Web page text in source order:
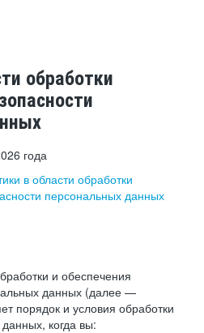
обработки
года
в области обработки
персональных данных
и обеспечения
данных (далее —
порядок и условия обработки
когда вы: